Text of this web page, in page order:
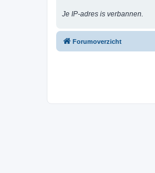
Je IP-adres is verbannen.
Forumoverzicht